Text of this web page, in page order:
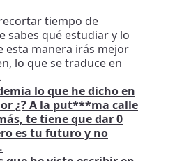
tiempo de
sabes qué estudiar y lo
esta manera irás mejor
lo que se traduce en
lo que he dicho en
¿? A la put***ma calle
te tiene que dar 0
es tu futuro y no